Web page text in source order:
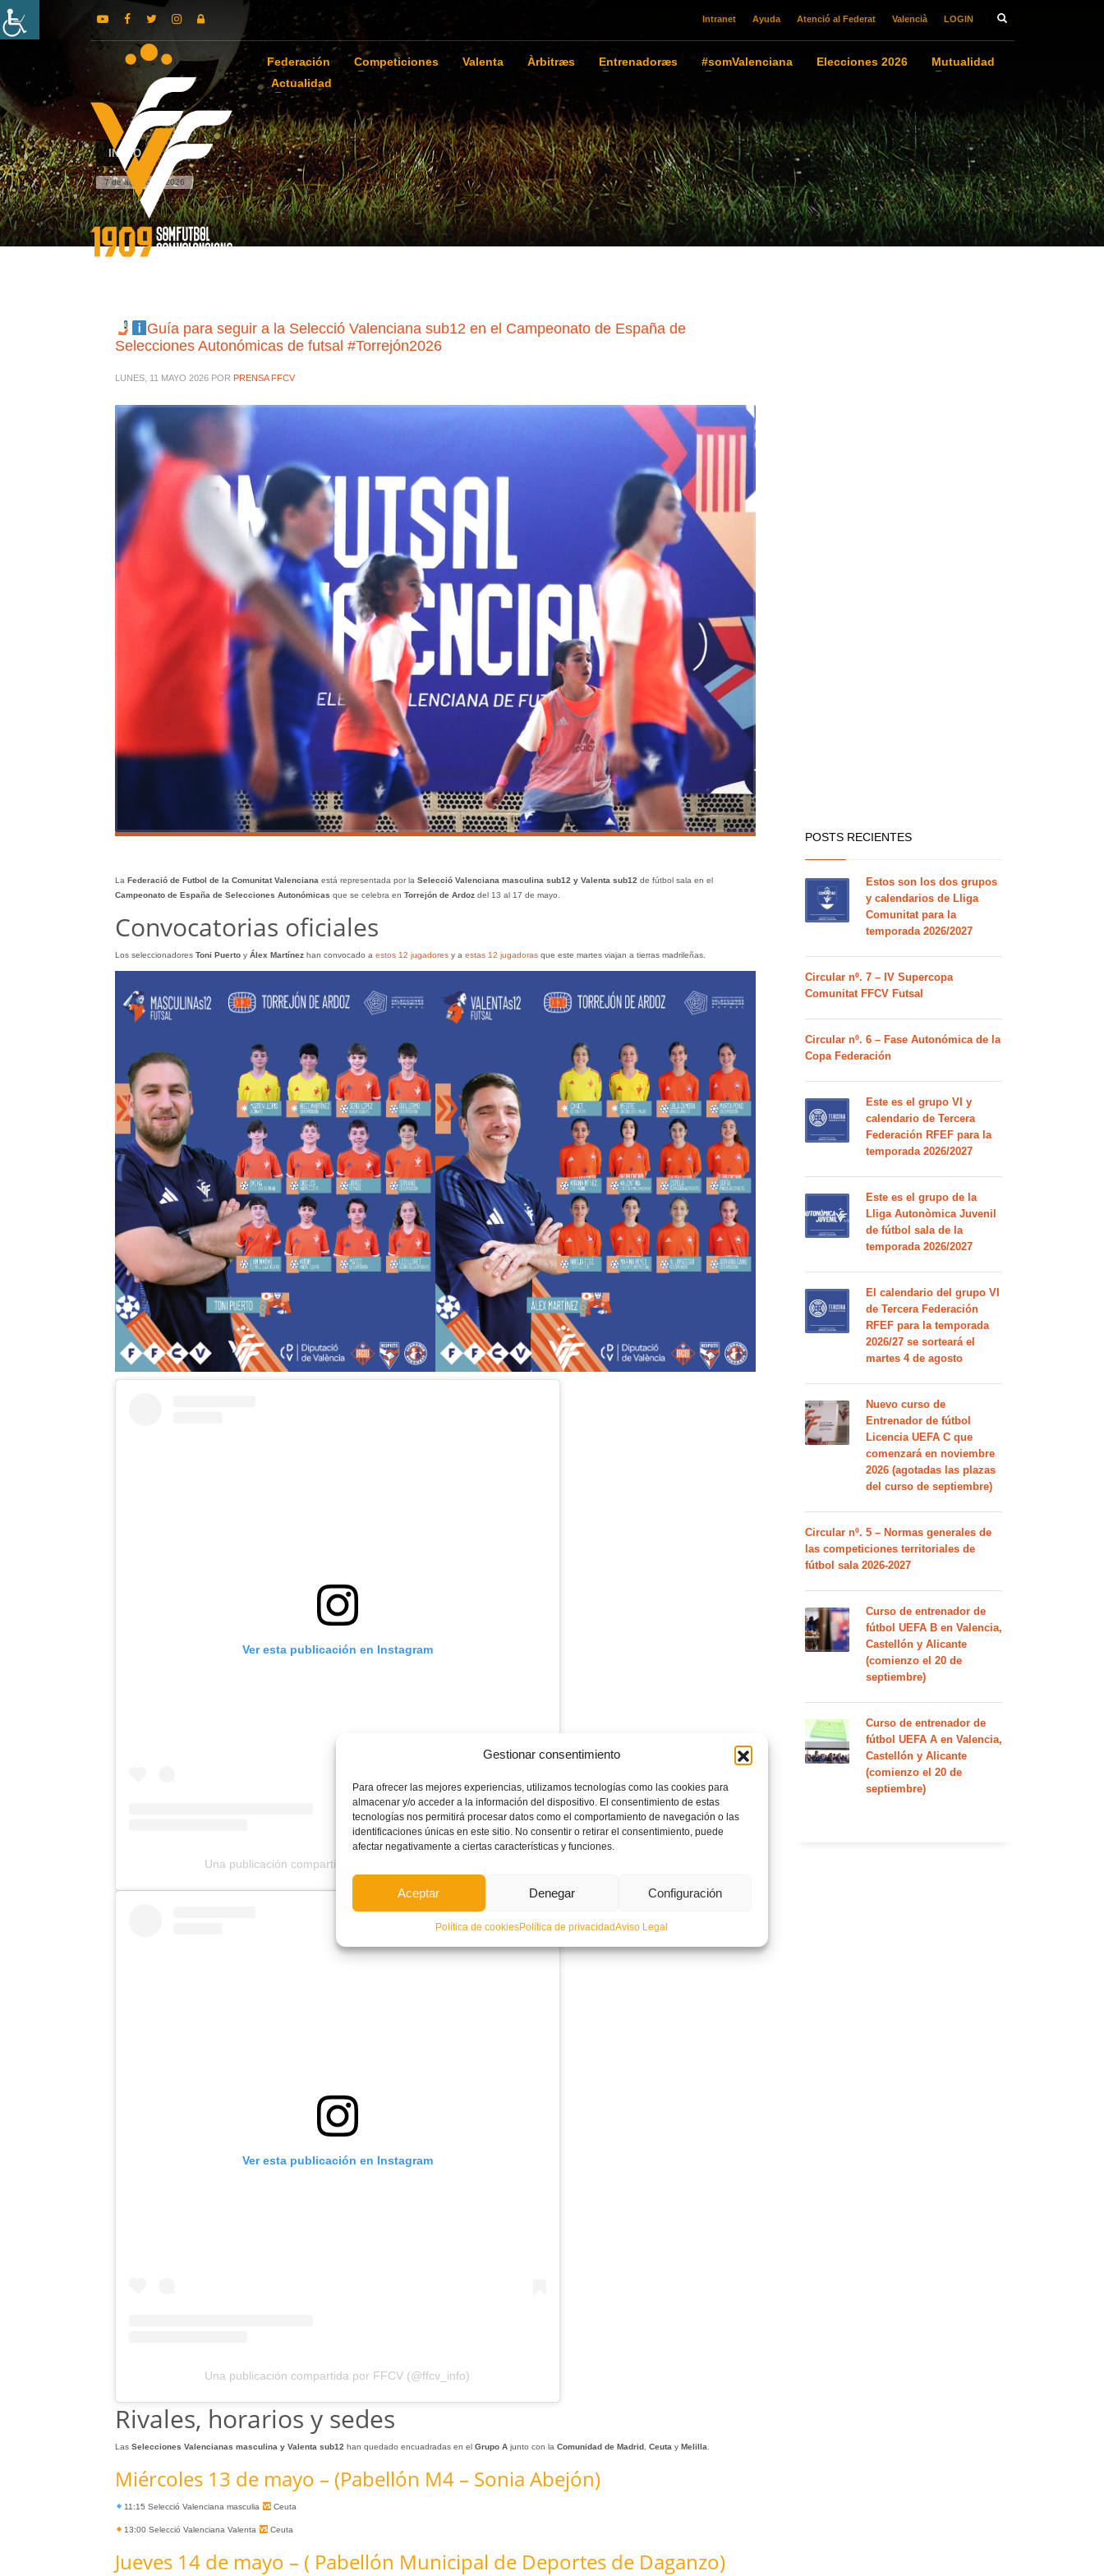
Gestionar consentimiento
Para ofrecer las mejores experiencias, utilizamos tecnologías como las cookies para
almacenar y/o acceder a la información del dispositivo. El consentimiento de estas
tecnologías nos permitirá procesar datos como el comportamiento de navegación o las
identificaciones únicas en este sitio. No consentir o retirar el consentimiento, puede
afectar negativamente a ciertas características y funciones.
Aceptar Denegar Configuración
Política de cookiesPolítica de privacidadAviso Legal
Intranet Ayuda Atenció al Federat Valencià LOGIN
Federación Competiciones Valenta Àrbitræs Entrenadoræs #somValenciana Elecciones 2026
Mutualidad
Actualidad
INICIO
7 de agosto de 2026
Guía para seguir a la Selecció Valenciana sub12 en el Campeonato de España de
Selecciones Autonómicas de futsal #Torrejón2026
LUNES, 11 MAYO 2026 POR PRENSA FFCV
La Federació de Futbol de la Comunitat Valenciana está representada por la Selecció Valenciana masculina sub12 y Valenta sub12 de fútbol sala en el
Campeonato de España de Selecciones Autonómicas que se celebra en Torrejón de Ardozdel 13 al 17 de mayo.
Convocatorias oficiales
Los seleccionadores Toni Puerto y Álex Martínez han convocado a estos 12 jugadoresy a estas 12 jugadoras que este martes viajan a tierras madrileñas.
Ver esta publicación en Instagram
Una publicación compartida por FFCV (@ffcv_info)
Ver esta publicación en Instagram
Una publicación compartida por FFCV (@ffcv_info)
Rivales, horarios y sedes
Las Selecciones Valencianas masculina y Valenta sub12 han quedado encuadradas en el Grupo Ajunto con la Comunidad de Madrid, Ceuta y Melilla
Miércoles 13 de mayo – (Pabellón M4 – Sonia Abejón)
11:15 Selecció Valenciana masculia Ceuta
13:00 Selecció Valenciana Valenta Ceuta
Jueves 14 de mayo – ( Pabellón Municipal de Deportes de Daganzo)
POSTS RECIENTES
Estos son los dos grupos
y calendarios de Lliga
Comunitat para la
temporada 2026/2027
Circular nº. 7 – IV Supercopa
Comunitat FFCV Futsal
Circular nº. 6 – Fase Autonómica de la
Copa Federación
Este es el grupo VI y
calendario de Tercera
Federación RFEF para la
temporada 2026/2027
Este es el grupo de la
Lliga Autonòmica Juvenil
de fútbol sala de la
temporada 2026/2027
El calendario del grupo VI
de Tercera Federación
RFEF para la temporada
2026/27 se sorteará el
martes 4 de agosto
Nuevo curso de
Entrenador de fútbol
Licencia UEFA C que
comenzará en noviembre
2026 (agotadas las plazas
del curso de septiembre)
Circular nº. 5 – Normas generales de
las competiciones territoriales de
fútbol sala 2026-2027
Curso de entrenador de
fútbol UEFA B en Valencia,
Castellón y Alicante
(comienzo el 20 de
septiembre)
Curso de entrenador de
fútbol UEFA A en Valencia,
Castellón y Alicante
(comienzo el 20 de
septiembre)